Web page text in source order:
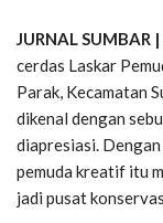
JURNAL SUMBAR
cerdas Laskar
Parak, Kecamatan
dikenal dengan
diapresiasi.
pemuda kreatif itu
jadi pusat